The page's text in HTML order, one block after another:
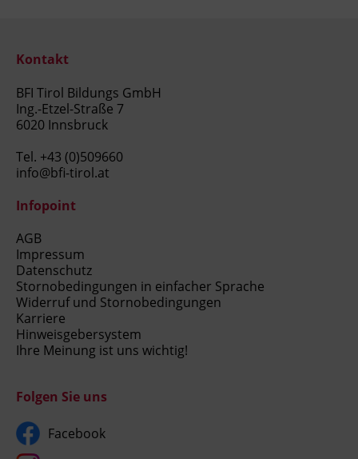
Kontakt
BFI Tirol Bildungs GmbH
Ing.-Etzel-Straße 7
6020 Innsbruck
Tel. +43 (0)509660
info@bfi-tirol.at
Infopoint
AGB
Impressum
Datenschutz
Stornobedingungen in einfacher Sprache
Widerruf und Stornobedingungen
Karriere
Hinweisgebersystem
Ihre Meinung ist uns wichtig!
Folgen Sie uns
Facebook